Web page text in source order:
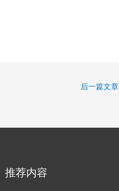
后一篇文章
推荐内容